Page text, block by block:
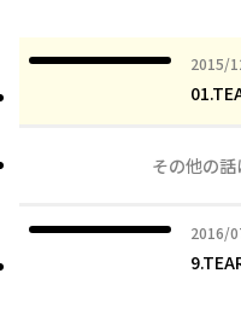
2015/
2015年
その他の
2016/
2016年